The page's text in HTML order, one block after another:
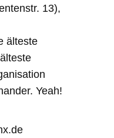
13),
älteste
Yeah!